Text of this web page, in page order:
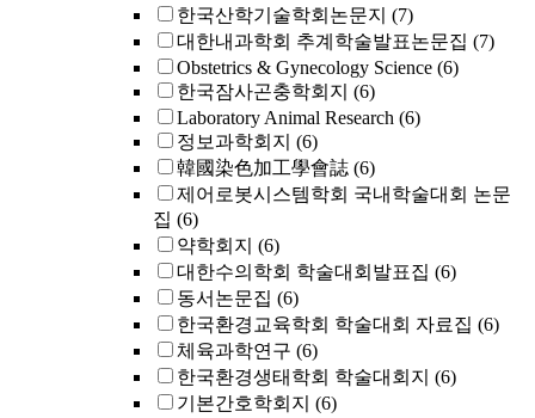
한국산학기술학회논문지 (7)
대한내과학회 추계학술발표논문집 (7)
Obstetrics & Gynecology Science (6)
한국잠사곤충학회지 (6)
Laboratory Animal Research (6)
정보과학회지 (6)
韓國染色加工學會誌 (6)
제어로봇시스템학회 국내학술대회 논문
집 (6)
약학회지 (6)
대한수의학회 학술대회발표집 (6)
동서논문집 (6)
한국환경교육학회 학술대회 자료집 (6)
체육과학연구 (6)
한국환경생태학회 학술대회지 (6)
기본간호학회지 (6)